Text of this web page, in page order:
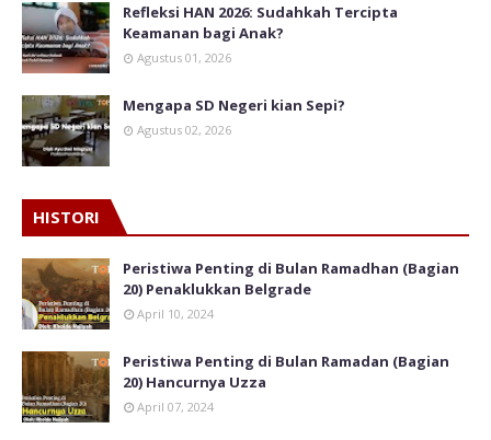
Refleksi HAN 2026: Sudahkah Tercipta
Keamanan bagi Anak?
Agustus 01, 2026
Mengapa SD Negeri kian Sepi?
Agustus 02, 2026
HISTORI
Peristiwa Penting di Bulan Ramadhan (Bagian
20) Penaklukkan Belgrade
April 10, 2024
Peristiwa Penting di Bulan Ramadan (Bagian
20) Hancurnya Uzza
April 07, 2024